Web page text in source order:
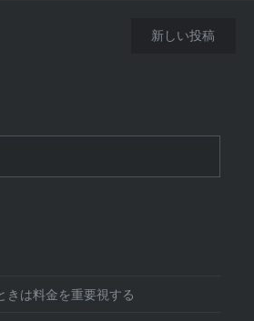
新しい投稿
きは料金を重要視する